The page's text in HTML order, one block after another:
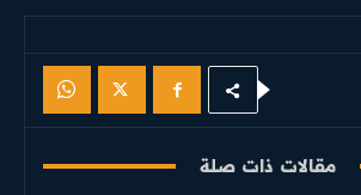
مقالات ذات صلة